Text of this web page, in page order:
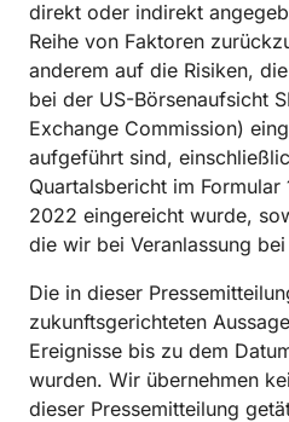
direkt oder indirekt
Reihe von Faktoren
anderem auf die Risiken,
bei der US-Börsenaufsicht
Exchange Commission)
aufgeführt sind,
Quartalsbericht im
2022 eingereicht wurde,
die wir bei Veranlassung
Die in dieser
zukunftsgerichteten
Ereignisse bis zu dem
wurden. Wir übernehmen
dieser Pressemitteilung